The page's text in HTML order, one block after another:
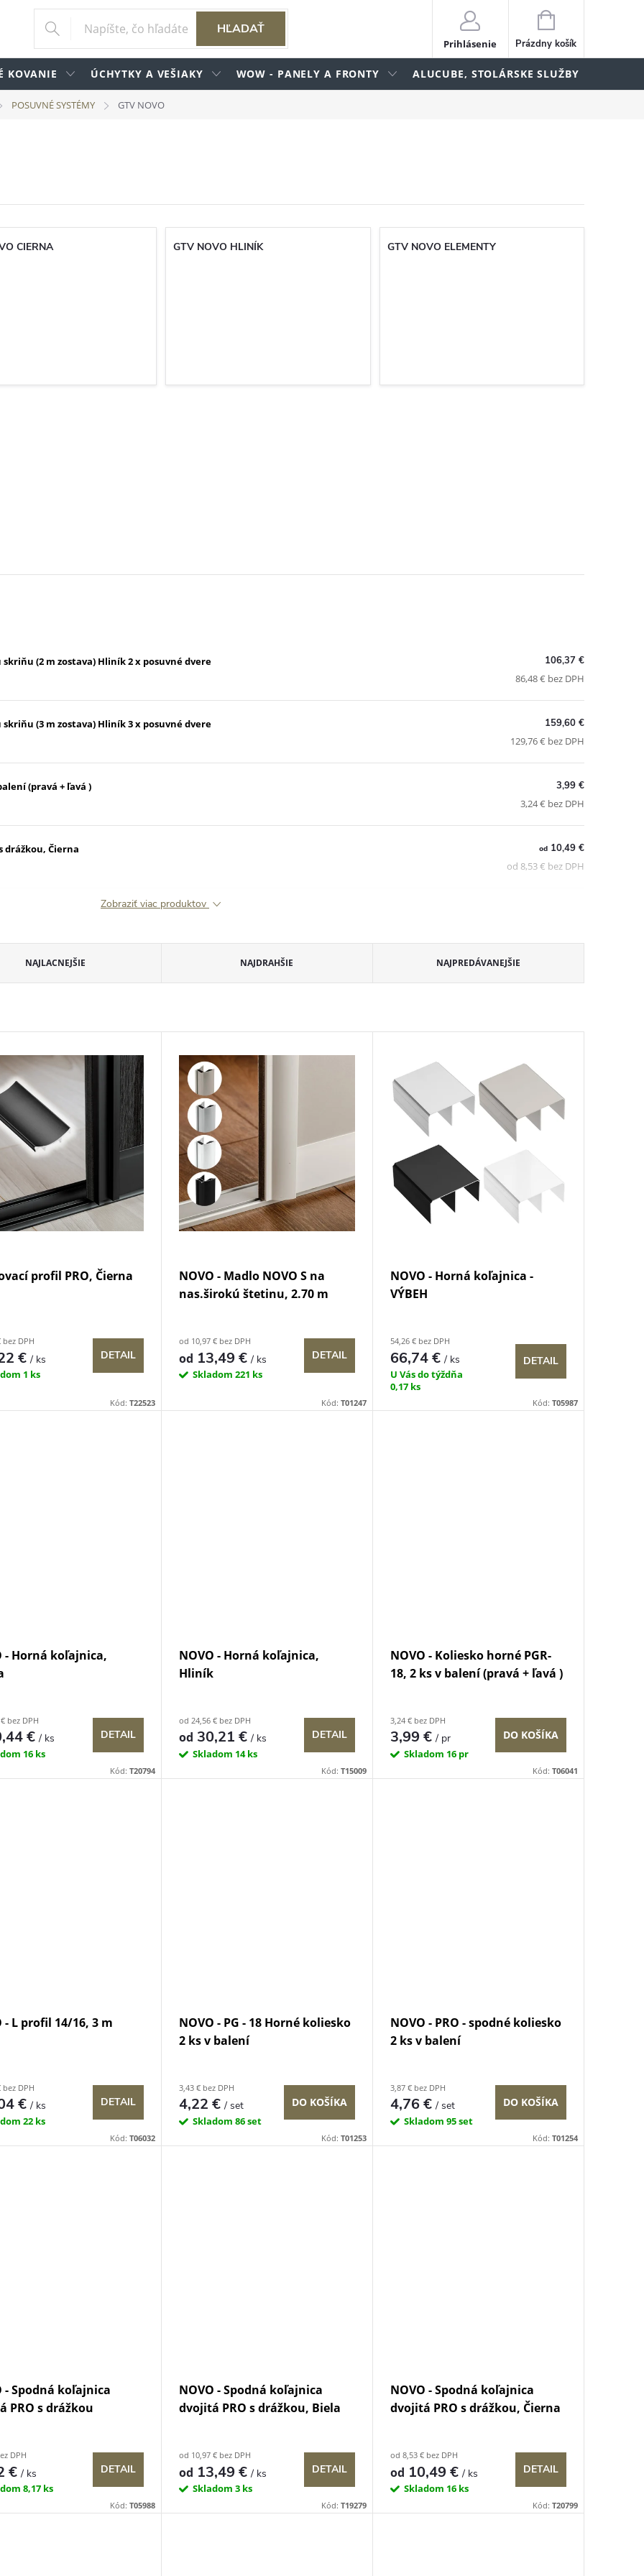
HĽADAŤ
Prihlásenie
NÁKUPNÝ
KOŠÍK
Prázdny košík
KOVANIE ÚCHYTKY A VEŠIAKY WOW - PANELY A FRONTY ALUCUBE, STOLÁRSKE SLUŽBY
POSUVNÉ SYSTÉMY GTV NOVO
CIERNA GTV NOVO HLINÍK GTV NOVO ELEMENTY
skriňu (2 m zostava) Hliník 2 x posuvné dvere
106,37 €
86,48 € bez DPH
skriňu (3 m zostava) Hliník 3 x posuvné dvere
159,60 €
129,76 € bez DPH
(pravá + ľavá )
3,99 €
3,24 € bez DPH
drážkou, Čierna
od 10,49 €
od 8,53 € bez DPH
Zobraziť viac produktov
NAJLACNEJŠIE NAJDRAHŠIE NAJPREDÁVANEJŠIE
profil PRO, Čierna
DPH
€/ ks
1 ks
DETAIL
Kód: T22523
NOVO - Madlo NOVO S na
nas.širokú štetinu, 2.70 m
od 10,97 € bez DPH
od 13,49 €/ ks
Skladom 221 ks
DETAIL
Kód: T01247
NOVO - Horná koľajnica -
VÝBEH
54,26 € bez DPH
66,74 €/ ks
U Vás do týždňa
0,17 ks
DETAIL
Kód: T05987
- Horná koľajnica,
bez DPH
€/ ks
16 ks
DETAIL
Kód: T20794
NOVO - Horná koľajnica,
Hliník
od 24,56 € bez DPH
od 30,21 €/ ks
Skladom 14 ks
DETAIL
Kód: T15009
NOVO - Koliesko horné PGR-
18, 2 ks v balení (pravá + ľavá )
3,24 € bez DPH
3,99 €/ pr
Skladom 16 pr
DO KOŠÍKA
Kód: T06041
- L profil 14/16, 3 m
DPH
€/ ks
22 ks
DETAIL
Kód: T06032
NOVO - PG - 18 Horné koliesko
2 ks v balení
3,43 € bez DPH
4,22 €/ set
Skladom 86 set
DO KOŠÍKA
Kód: T01253
NOVO - PRO - spodné koliesko
2 ks v balení
3,87 € bez DPH
4,76 €/ set
Skladom 95 set
DO KOŠÍKA
Kód: T01254
- Spodná koľajnica
PRO s drážkou
DPH
€/ ks
8,17 ks
DETAIL
Kód: T05988
NOVO - Spodná koľajnica
dvojitá PRO s drážkou, Biela
od 10,97 € bez DPH
od 13,49 €/ ks
Skladom 3 ks
DETAIL
Kód: T19279
NOVO - Spodná koľajnica
dvojitá PRO s drážkou, Čierna
od 8,53 € bez DPH
od 10,49 €/ ks
Skladom 16 ks
DETAIL
Kód: T20799